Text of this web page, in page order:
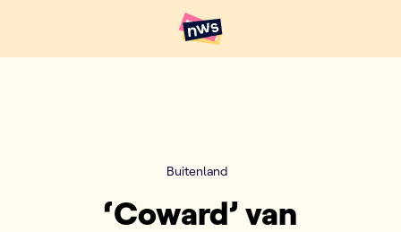
Hoofdpunten VRT NWS
Buitenland
‘Coward’ van